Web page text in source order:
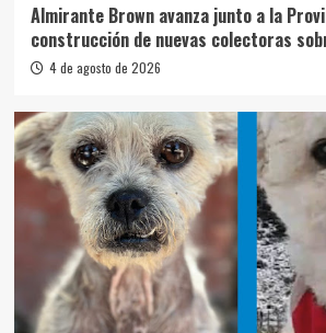
Almirante Brown avanza junto a la
construcción de nuevas colectoras
4 de agosto de 2026